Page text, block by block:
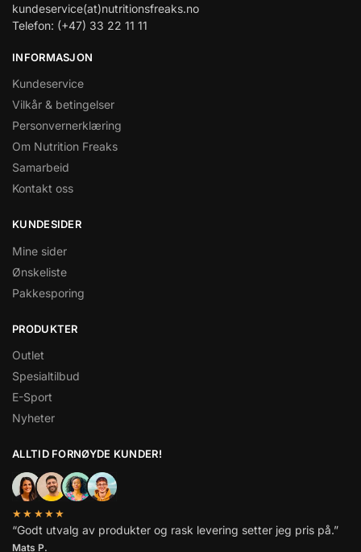
kundeservice(at)nutritionsfreaks.no
Telefon: (+47) 33 22 11 11
INFORMASJON
Kundeservice
Vilkår & betingelser
Personvernerklæring
Om Nutrition Freaks
Samarbeid
Kontakt oss
KUNDESIDER
Mine sider
Ønskeliste
Pakkesporing
PRODUKTER
Outlet
Spesialtilbud
E-Sport
Nyheter
ALLTID FORNØYDE KUNDER!
★★★★★
“Godt utvalg av produkter og rask levering setter jeg pris på.”
Mats P.